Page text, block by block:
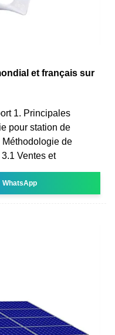
et français sur
1. Principales
pour station de
Méthodologie de
Ventes et
WhatsApp